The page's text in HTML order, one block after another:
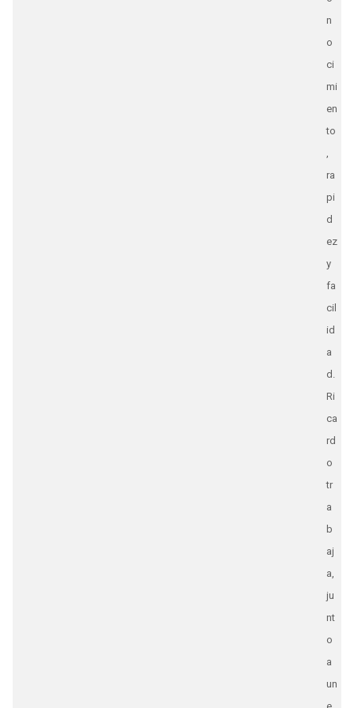
n
o
ci
mi
en
to
,
ra
pi
d
ez
y
fa
cil
id
a
d.
Ri
ca
rd
o
tr
a
b
aj
a,
ju
nt
o
a
un